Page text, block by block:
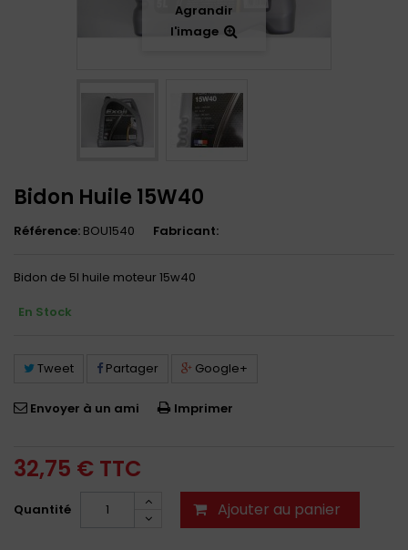
Agrandir
l'image
Bidon Huile 15W40
Référence: BOU1540 Fabricant:
Bidon de 5l huile moteur 15w40
En Stock
Tweet Partager Google+
Envoyer à un ami Imprimer
32,75 € TTC
Quantité Ajouter au panier